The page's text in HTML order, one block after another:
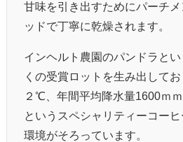
甘味を引き出すためにパーチ
ッドで丁寧に乾燥されます。
インヘルト農園のパンドラと
くの受賞ロットを生み出して
２℃、年間平均降水量1600ｍ
というスペシャリティーコー
環境がそろっています。